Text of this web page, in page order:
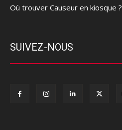
Où trouver Causeur en kiosque ?
SUIVEZ-NOUS